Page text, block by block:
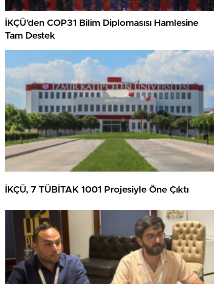
İKÇÜ’den COP31 Bilim Diplomasısı Hamlesine
Tam Destek
İKÇÜ, 7 TÜBİTAK 1001 Projesiyle Öne Çıktı